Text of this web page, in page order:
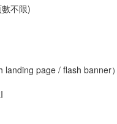
不限)
page / flash banner）